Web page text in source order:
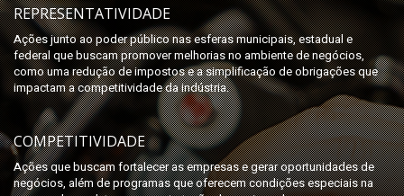
REPRESENTATIVIDADE
Ações junto ao poder público nas esferas municipais, estadual e
federal que buscam promover melhorias no ambiente de negócios,
como uma redução de impostos e a simplificação de obrigações que
impactam a competitividade da indústria.
COMPETITIVIDADE
Ações que buscam fortalecer as empresas e gerar oportunidades de
negócios, além de programas que oferecem condições especiais na